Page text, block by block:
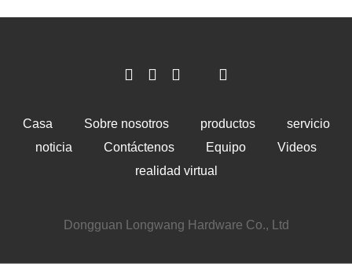
Casa Sobre nosotros productos
servicio
noticia
Contáctenos Equipo
Videos
realidad virtual
Dongguan Longwang Hardware Co., Ltd